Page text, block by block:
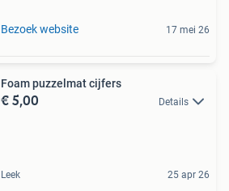
Bezoek website 17 mei 26
Foam puzzelmat cijfers
€ 5,00 Details
Leek 25 apr 26